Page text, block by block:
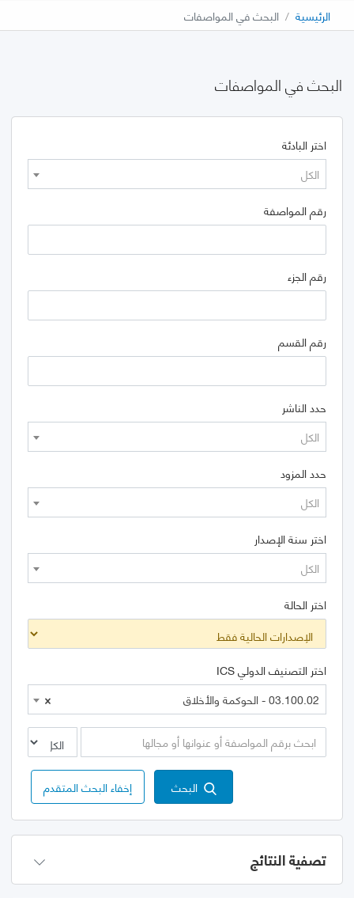
الرئيسية البحث في المواصفات
البحث في المواصفات
اختر البادئة
الكل
رقم المواصفة
رقم الجزء
رقم القسم
حدد الناشر
الكل
حدد المزود
الكل
اختر سنة الإصدار
الكل
اختر الحالة
اختر التصنيف الدولي ICS
×
03.100.02 - الحوكمة والأخلاق
البحث إخفاء البحث المتقدم
تصفية النتائج